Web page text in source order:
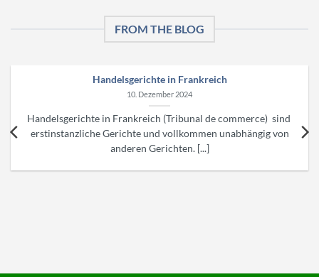
FROM THE BLOG
Handelsgerichte in Frankreich
10. Dezember 2024
Handelsgerichte in Frankreich (Tribunal de commerce) sind
erstinstanzliche Gerichte und vollkommen unabhängig von
anderen Gerichten. [...]